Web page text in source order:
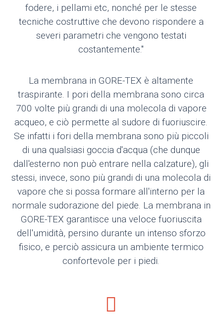
fodere, i pellami etc, nonché per le stesse
tecniche costruttive che devono rispondere a
severi parametri che vengono testati
costantemente."
La membrana in GORE-TEX è altamente
traspirante. I pori della membrana sono circa
700 volte più grandi di una molecola di vapore
acqueo, e ciò permette al sudore di fuoriuscire.
Se infatti i fori della membrana sono più piccoli
di una qualsiasi goccia d'acqua (che dunque
dall'esterno non può entrare nella calzature), gli
stessi, invece, sono più grandi di una molecola di
vapore che si possa formare all'interno per la
normale sudorazione del piede. La membrana in
GORE-TEX garantisce una veloce fuoriuscita
dell'umidità, persino durante un intenso sforzo
fisico, e perciò assicura un ambiente termico
confortevole per i piedi.